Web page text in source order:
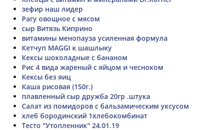
зефир наш лидер
Рагу овощное с мясом
сыр Витязь Киприно
витамины менопауза усиленная формула
Кетчуп MAGGI к шашлыку
Кексы шоколадные с бананом
Рис 4 вида жареный с яйцом и чесноком
Кексы без яиц
Каша рисовая (150г.)
плавленный сыр дружба 20гр .штука
Салат из помидоров с бальзамическим уксусом
хлеб бородинский 1хлебокомбинат
Тесто "Утопленник" 24.01.19